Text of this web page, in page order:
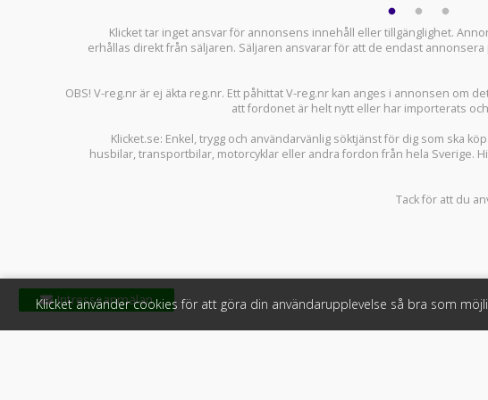
Klicket tar inget ansvar för annonsens innehåll eller tillgänglighet.
erhållas direkt från säljaren. Säljaren ansvarar för att de endast
OBS! V-reg.nr är ej äkta reg.nr. Ett påhittat V-reg.nr kan anges i annonsen om
att fordonet är helt nytt eller har importerats
Klicket.se: Enkel, trygg och användarvänlig söktjänst för dig som ska
husbilar,transportbilar, motorcyklar eller andra fordon från hela Sverige.
Tack för att du
Klicket använder cookies för att göra din användarupplevelse så bra som